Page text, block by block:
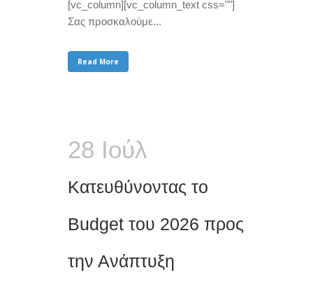
[vc_column][vc_column_text css=""]
Σας προσκαλούμε...
Read More
28 Ιούλ
Κατευθύνοντας το
Budget του 2026 προς
την Ανάπτυξη